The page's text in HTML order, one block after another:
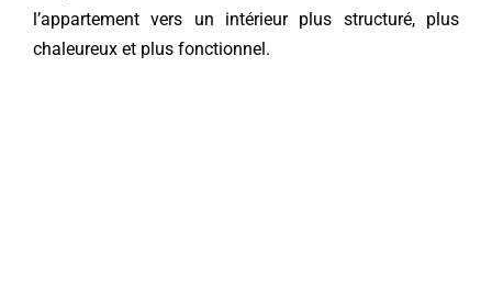
l’appartement vers un intérieur plus structuré, plus
chaleureux et plus fonctionnel.